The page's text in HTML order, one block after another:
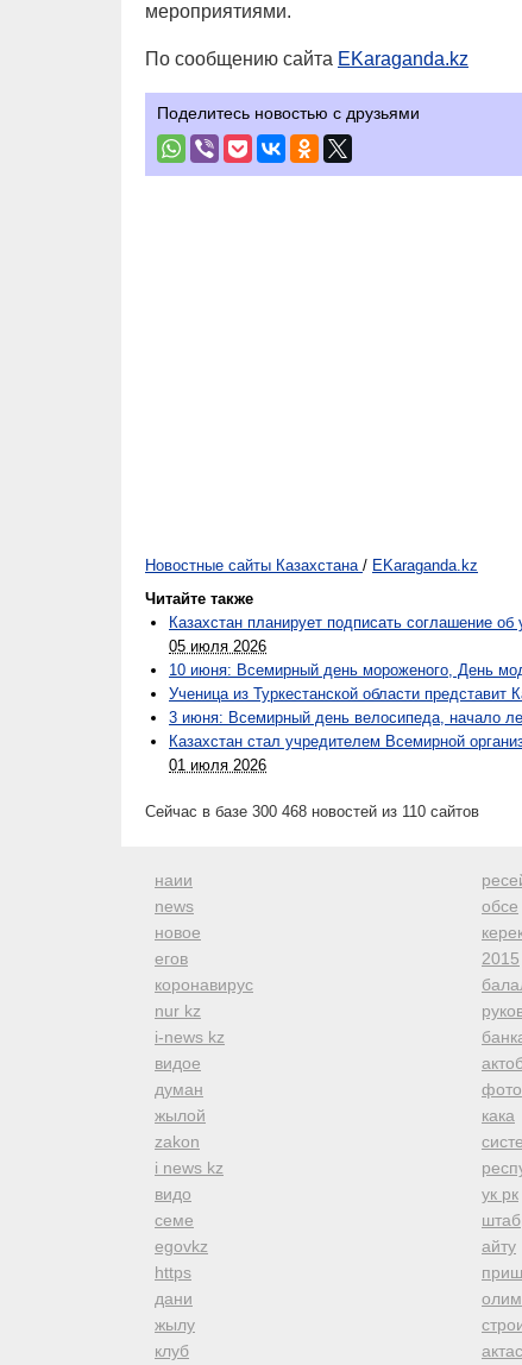
мероприятиями.
По сообщению сайта EKaraganda.kz
Поделитесь новостью с друзьями
Новостные сайты Казахстана / EKaraganda.kz
Читайте также
Казахстан планирует подписать соглашение
05 июля 2026
10 июня: Всемирный день мороженого, День
Ученица из Туркестанской области
3 июня: Всемирный день велосипеда, начало
Казахстан стал учредителем Всемирной
01 июля 2026
Сейчас в базе 300 468 новостей из 110 сайтов
наии
news
новое
егов
коронавирус
nur kz
i-news kz
видое
думан
жылой
zakon
i news kz
видо
семе
egovkz
https
дани
жылу
клуб
обсе
2015
фото
кака
ук рк
штаб
айту
олим
актас